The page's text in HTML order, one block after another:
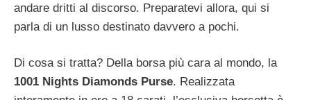
andare dritti al discorso. Preparatevi allora, qui si
parla di un lusso destinato davvero a pochi.
Di cosa si tratta? Della borsa più cara al mondo, la
1001 Nights Diamonds Purse. Realizzata